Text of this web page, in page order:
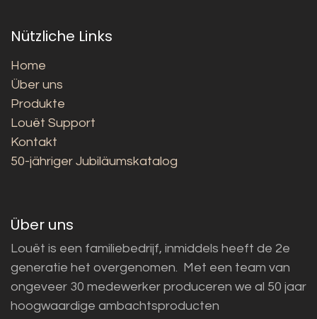
Nützliche Links
Home
Über uns
Produkte
Louët Support
Kontakt
50-jähriger Jubiläumskatalog
Über uns
Louët is een familiebedrijf, inmiddels heeft de 2e
generatie het overgenomen. Met een team van
ongeveer 30 medewerker produceren we al 50 jaar
hoogwaardige ambachtsproducten